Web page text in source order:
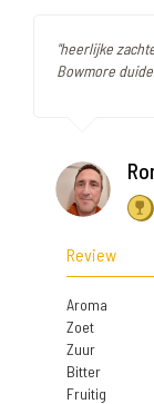
"heerlijke
Bowmore
Review
Aroma
Zoet
Zuur
Bitter
Fruitig